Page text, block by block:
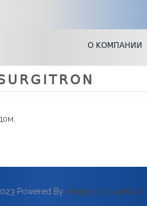
О КОМПАНИИ
Powered By ინტერიერის დიზაინი